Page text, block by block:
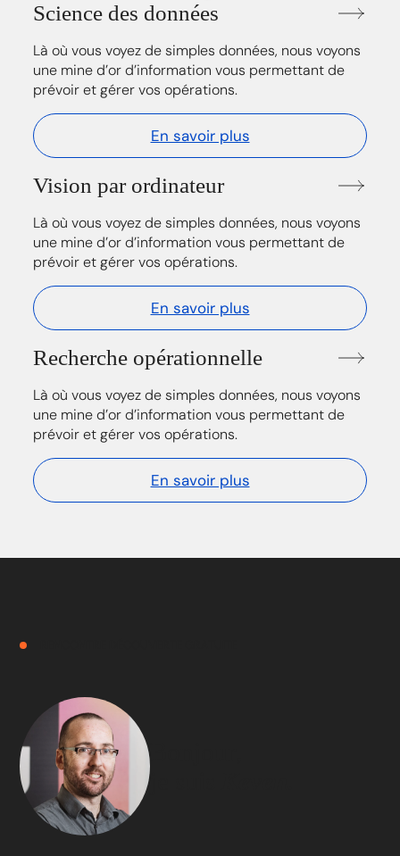
Science des données
Là où vous voyez de simples données, nous voyons
une mine d’or d’information vous permettant de
prévoir et gérer vos opérations.
En savoir plus
Vision par ordinateur
Là où vous voyez de simples données, nous voyons
une mine d’or d’information vous permettant de
prévoir et gérer vos opérations.
En savoir plus
Recherche opérationnelle
Là où vous voyez de simples données, nous voyons
une mine d’or d’information vous permettant de
prévoir et gérer vos opérations.
En savoir plus